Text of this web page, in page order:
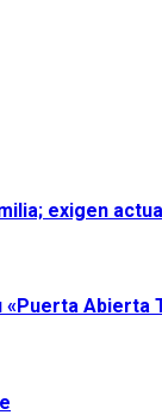
exigen
Abierta